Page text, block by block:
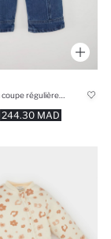
244.30 MAD